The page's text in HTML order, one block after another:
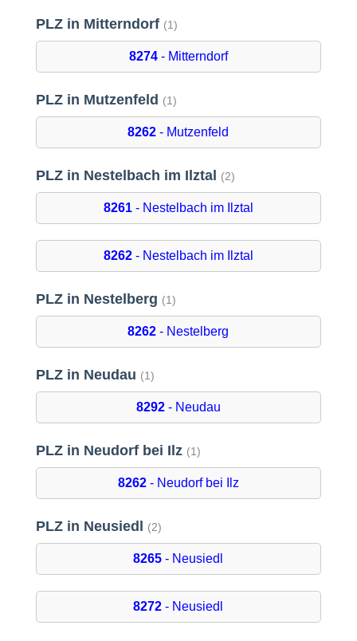
PLZ in Mitterndorf (1)
8274- Mitterndorf
PLZ in Mutzenfeld (1)
8262 - Mutzenfeld
PLZ in Nestelbach im Ilztal (2)
8261- Nestelbach im Ilztal
8262- Nestelbach im Ilztal
PLZ in Nestelberg (1)
8262 - Nestelberg
PLZ in Neudau (1)
8292- Neudau
PLZ in Neudorf bei Ilz (1)
8262- Neudorf bei Ilz
PLZ in Neusiedl (2)
8265 - Neusiedl
8272 - Neusiedl